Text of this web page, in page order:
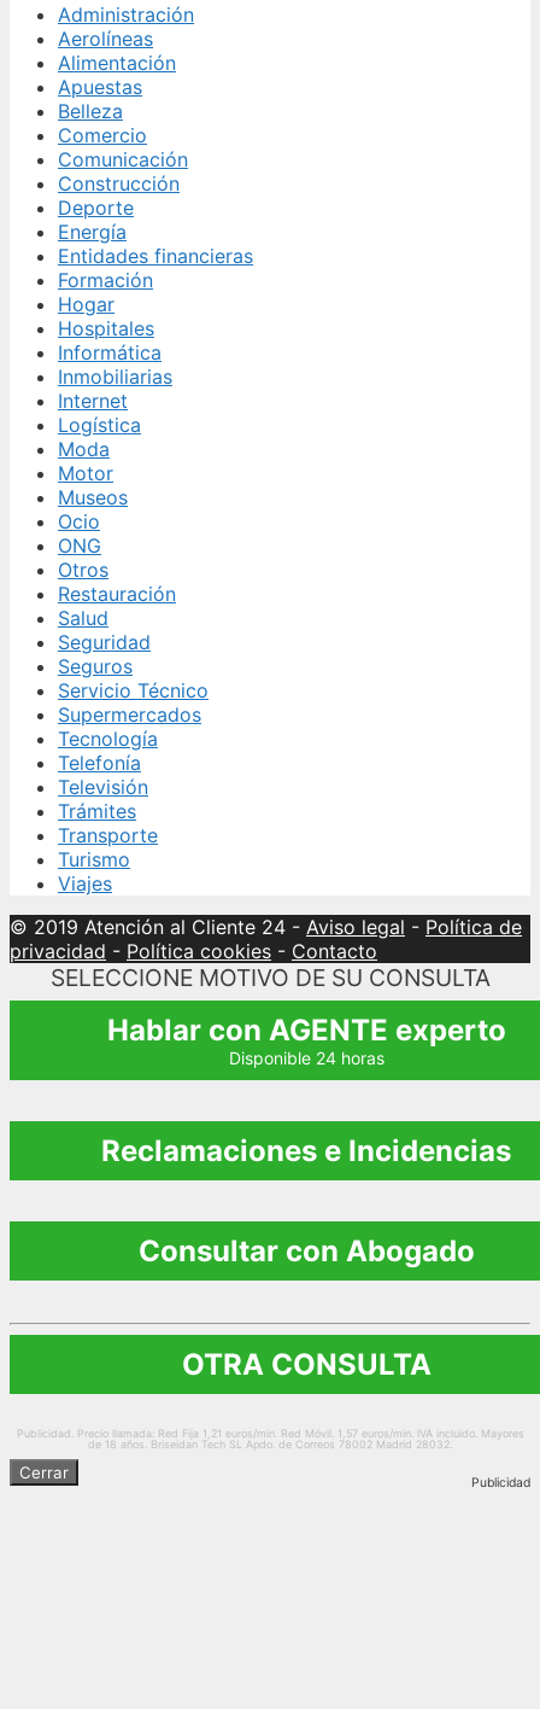
Administración
Aerolíneas
Alimentación
Apuestas
Belleza
Comercio
Comunicación
Construcción
Deporte
Energía
Entidades financieras
Formación
Hogar
Hospitales
Informática
Inmobiliarias
Internet
Logística
Moda
Motor
Museos
Ocio
ONG
Otros
Restauración
Salud
Seguridad
Seguros
Servicio Técnico
Supermercados
Tecnología
Telefonía
Televisión
Trámites
Transporte
Turismo
Viajes
© 2019 Atención al Cliente 24 - Aviso legal - Política de
privacidad - Política cookies - Contacto
SELECCIONE MOTIVO DE SU CONSULTA
Hablar con AGENTE experto
Disponible 24 horas
Reclamaciones e Incidencias
Consultar con Abogado
OTRA CONSULTA
Publicidad. Precio llamada: Red Fija 1,21 euros/min. Red Móvil. 1,57 euros/min. IVA incluido. Mayores
de 18 años. Briseidan Tech SL Apdo. de Correos 78002 Madrid 28032.
Publicidad
Cerrar